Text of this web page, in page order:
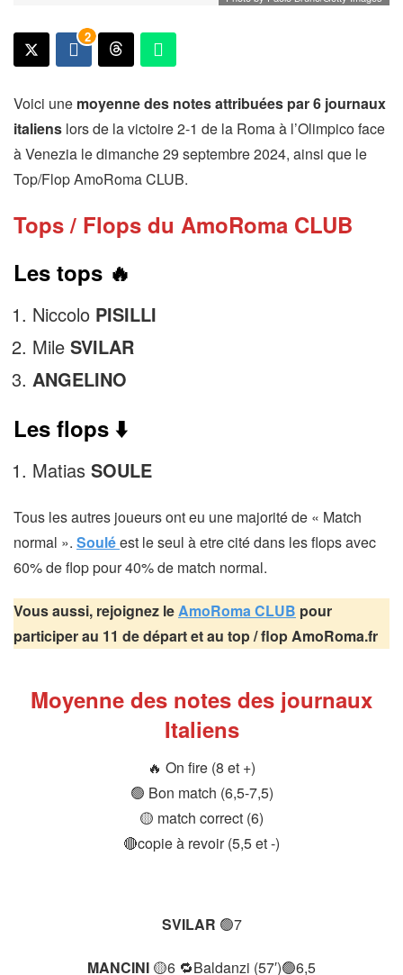
2
Voici une moyenne des notes attribuées par 6 journaux
italiens lors de la victoire 2-1 de la Roma à l’Olimpico face
à Venezia le dimanche 29 septembre 2024, ainsi que le
Top/Flop AmoRoma CLUB.
Tops / Flops du AmoRoma CLUB
Les tops 🔥
Niccolo PISILLI
Mile SVILAR
ANGELINO
Les flops ⬇️
Matias SOULE
Tous les autres joueurs ont eu une majorité de « Match
normal ». Souléest le seul à etre cité dans les flops avec
60% de flop pour 40% de match normal.
Vous aussi, rejoignez leAmoRoma CLUB pour
participer au 11 de départ et au top / flop AmoRoma.fr
Moyenne des notes des journaux
Italiens
🔥 On fire (8 et +)
🟢 Bon match (6,5-7,5)
🟡 match correct (6)
🔴copie à revoir (5,5 et -)
SVILAR 🟢7
MANCINI 🟡6 🔁Baldanzi (57′)🟢6,5